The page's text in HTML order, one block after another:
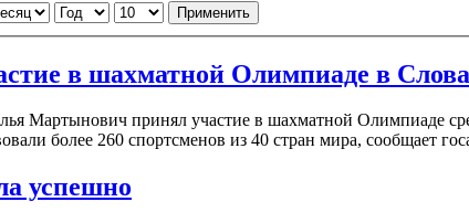
Применить
в шахматной Олимпиаде в
Мартынович принял участие в шахматной Олимпиаде
более 260 спортсменов из 40 стран мира, сообщает
успешно